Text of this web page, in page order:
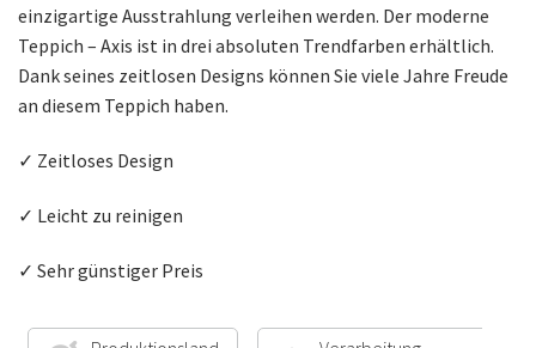
einzigartige Ausstrahlung verleihen werden. Der moderne
Teppich – Axis ist in drei absoluten Trendfarben erhältlich.
Dank seines zeitlosen Designs können Sie viele Jahre Freude
an diesem Teppich haben.
✓ Zeitloses Design
✓ Leicht zu reinigen
✓ Sehr günstiger Preis